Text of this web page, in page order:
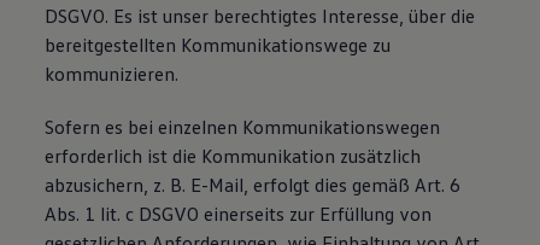
DSGVO. Es ist unser berechtigtes Interesse, über die
bereitgestellten Kommunikationswege zu
kommunizieren.
Sofern es bei einzelnen Kommunikationswegen
erforderlich ist die Kommunikation zusätzlich
abzusichern, z. B. E-Mail, erfolgt dies gemäß Art. 6
Abs. 1 lit. c DSGVO einerseits zur Erfüllung von